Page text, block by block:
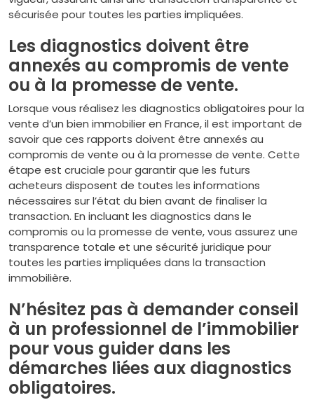
sécurisée pour toutes les parties impliquées.
Les diagnostics doivent être
annexés au compromis de vente
ou à la promesse de vente.
Lorsque vous réalisez les diagnostics obligatoires pour la
vente d’un bien immobilier en France, il est important de
savoir que ces rapports doivent être annexés au
compromis de vente ou à la promesse de vente. Cette
étape est cruciale pour garantir que les futurs
acheteurs disposent de toutes les informations
nécessaires sur l’état du bien avant de finaliser la
transaction. En incluant les diagnostics dans le
compromis ou la promesse de vente, vous assurez une
transparence totale et une sécurité juridique pour
toutes les parties impliquées dans la transaction
immobilière.
N’hésitez pas à demander conseil
à un professionnel de l’immobilier
pour vous guider dans les
démarches liées aux diagnostics
obligatoires.